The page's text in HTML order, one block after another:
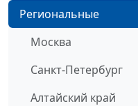
Региональные
Москва
Санкт-Петербург
Алтайский край